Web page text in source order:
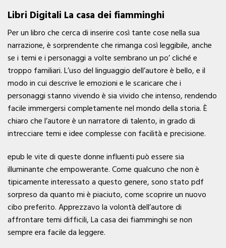
Libri Digitali La casa dei fiamminghi
Per un libro che cerca di inserire così tante cose nella sua
narrazione, è sorprendente che rimanga così leggibile, anche
se i temi e i personaggi a volte sembrano un po’ cliché e
troppo familiari. L’uso del linguaggio dell’autore è bello, e il
modo in cui descrive le emozioni e le scaricare che i
personaggi stanno vivendo è sia vivido che intenso, rendendo
facile immergersi completamente nel mondo della storia. È
chiaro che l’autore è un narratore di talento, in grado di
intrecciare temi e idee complesse con facilità e precisione.
epub le vite di queste donne influenti può essere sia
illuminante che empowerante. Come qualcuno che non è
tipicamente interessato a questo genere, sono stato pdf
sorpreso da quanto mi è piaciuto, come scoprire un nuovo
cibo preferito. Apprezzavo la volontà dell’autore di
affrontare temi difficili, La casa dei fiamminghi se non
sempre era facile da leggere.